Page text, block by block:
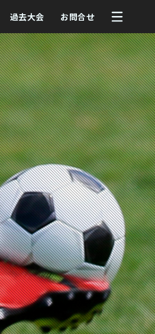
過去大会 お問合せ